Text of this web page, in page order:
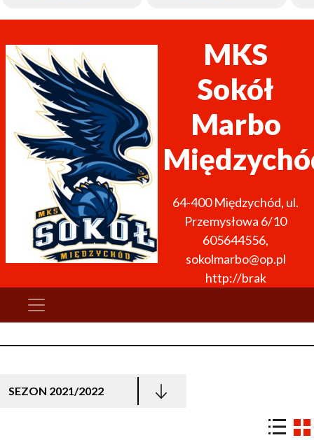
MKS
Sokół
Marbo
64-400 Międzychód, ul.
Przemysłowa 6/10
605644556,
sokolmarbo@op.pl
http://brak
SEZON 2021/2022